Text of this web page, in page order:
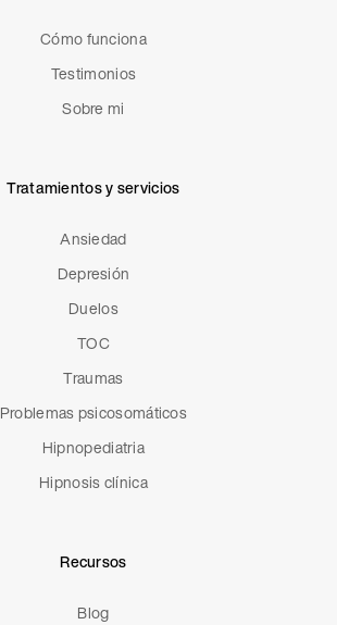
Cómo funciona
Testimonios
Sobre mi
Tratamientos y servicios
Ansiedad
Depresión
Duelos
TOC
Traumas
Problemas psicosomáticos
Hipnopediatria
Hipnosis clínica
Recursos
Blog